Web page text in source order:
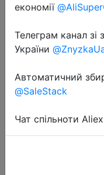
2021-01-04
LIFE VC812
ручное
циклонным
мощное
економії
Телеграм канал
України
Автоматичний
@SaleStack
Чат спільноти